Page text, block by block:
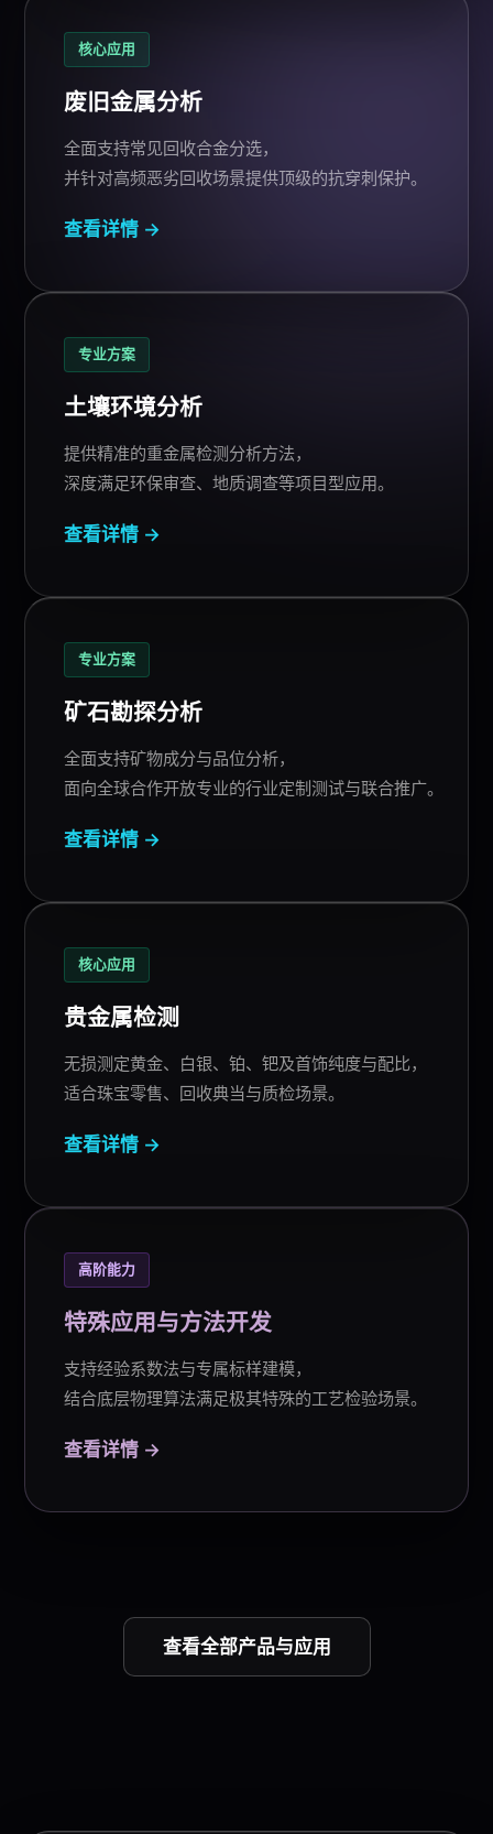
核心应用
废旧金属分析
全面支持常见回收合金分选，
并针对高频恶劣回收场景提供顶级的抗穿刺保护。
查看详情 →
专业方案
土壤环境分析
提供精准的重金属检测分析方法，
深度满足环保审查、地质调查等项目型应用。
查看详情 →
专业方案
矿石勘探分析
全面支持矿物成分与品位分析，
面向全球合作开放专业的行业定制测试与联合推广。
查看详情 →
核心应用
贵金属检测
无损测定黄金、白银、铂、钯及首饰纯度与配比，
适合珠宝零售、回收典当与质检场景。
查看详情 →
高阶能力
特殊应用与方法开发
支持经验系数法与专属标样建模，
结合底层物理算法满足极其特殊的工艺检验场景。
查看详情 →
查看全部产品与应用